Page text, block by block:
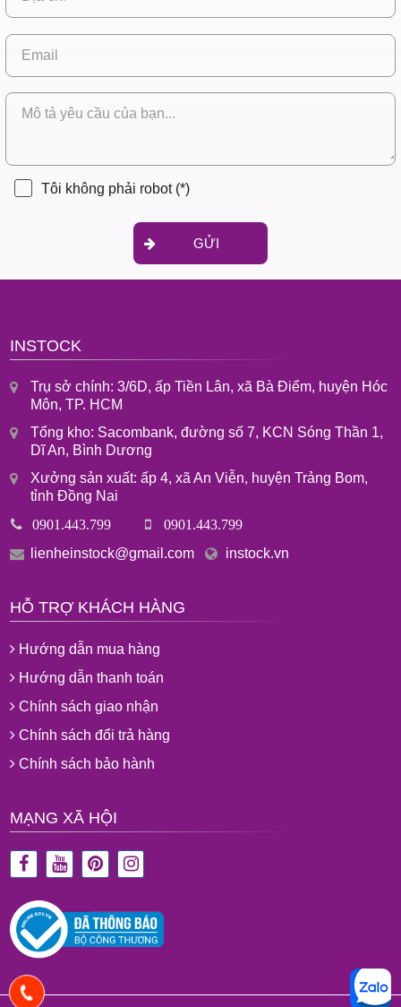
GỬI
Tôi không phải robot (*)
INSTOCK
Trụ sở chính: 3/6D, ấp Tiền Lân, xã Bà Điểm, huyện Hóc
Môn, TP. HCM
Tổng kho: Sacombank, đường số 7, KCN Sóng Thần 1,
Dĩ An, Bình Dương
Xưởng sản xuất: ấp 4, xã An Viễn, huyện Trảng Bom,
tỉnh Đồng Nai
0901.443.799 0901.443.799
lienheinstock@gmail.com instock.vn
HỖ TRỢ KHÁCH HÀNG
Hướng dẫn mua hàng
Hướng dẫn thanh toán
Chính sách giao nhận
Chính sách đổi trả hàng
Chính sách bảo hành
MẠNG XÃ HỘI